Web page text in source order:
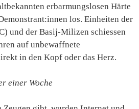
erbarmungslosen Härte
los. Einheiten der
und der Basij-Milizen schiessen
auf unbewaffnete
in den Kopf oder das Herz.
einer Woche